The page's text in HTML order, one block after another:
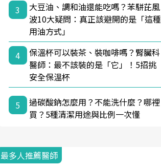
3
大豆油、調和油還能吃嗎？苯駢芘風
波10大疑問：真正該避開的是「這種
用油方式」
4
保溫杯可以裝茶、裝咖啡嗎？腎臟科
醫師：最不該裝的是「它」！5招挑
安全保溫杯
5
過碳酸鈉怎麼用？不能洗什麼？哪裡
買？5種清潔用途與比例一次懂
最多人推薦醫師